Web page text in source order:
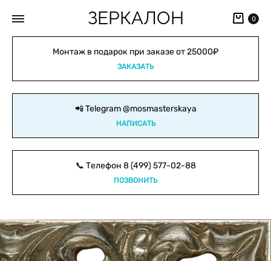
ЗЕРКАЛОН 0
Монтаж в подарок при заказе от 25000₽
ЗАКАЗАТЬ
📲 Telegram@mosmasterskaya
НАПИСАТЬ
📞 Телефон 8 (499) 577-02-88
ПОЗВОНИТЬ